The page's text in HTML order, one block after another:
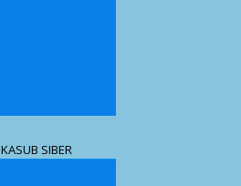
KASUB SIBER